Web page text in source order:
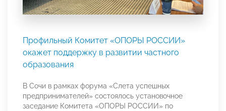
Профильный Комитет «ОПОРЫ РОССИИ»
окажет поддержку в развитии частного
образования
В Сочи в рамках форума «Слета успешных
предпринимателей» состоялось установочное
заседание Комитета «ОПОРЫ РОССИИ» по